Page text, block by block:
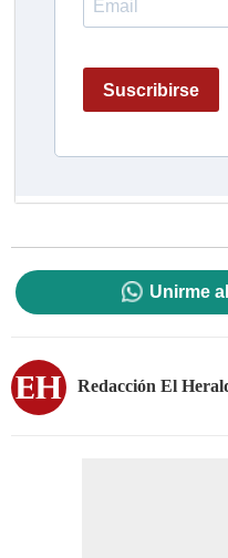
Unirme
Redacción El